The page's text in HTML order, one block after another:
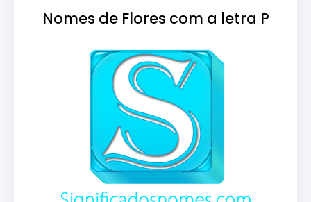
Nomes de Flores com a letra P